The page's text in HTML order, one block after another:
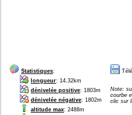
Statistiques:
longueur: 14.32km
dénivelée positive: 1803m
dénivelée négative: 1802m
altitude max: 2488m
Note:
courbe
clic sur